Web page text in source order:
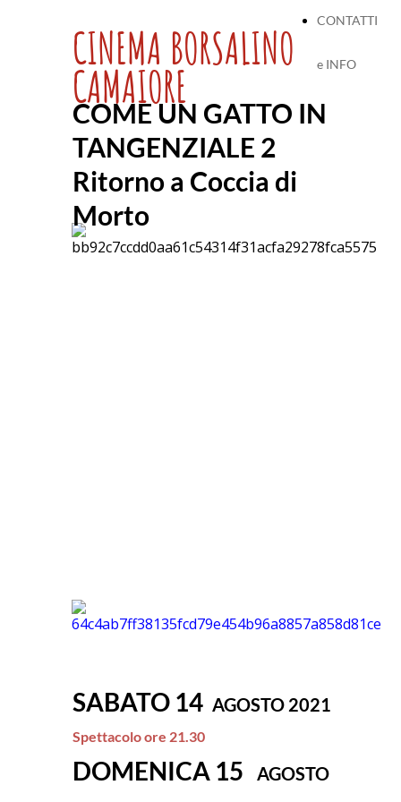
CONTATTI
e INFO
CINEMA BORSALINO
CAMAIORE
COME UN GATTO IN
TANGENZIALE 2
Ritorno a Coccia di
Morto
SABATO 14 AGOSTO 2021
Spettacolo ore 21.30
DOMENICA 15
AGOSTO